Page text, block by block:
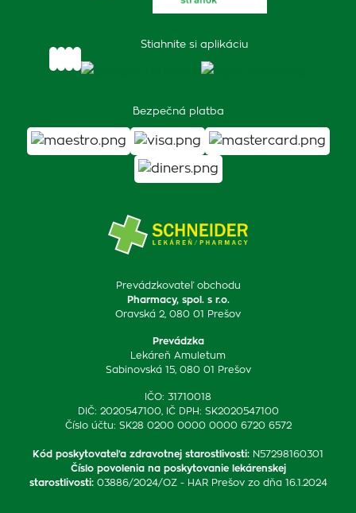
Prevádzkovateľ obchodu
Pharmacy, spol. s r.o.
Oravská 2, 080 01 Prešov
Prevádzka
Lekáreň Amuletum
Sabinovská 15, 080 01 Prešov
IČO: 31710018
DIČ: 2020547100, IČ DPH: SK2020547100
Číslo účtu: SK28 0200 0000 0000 6720 6572
Kód poskytovateľa zdravotnej starostlivosti: N57298160301
Číslo povolenia na poskytovanie lekárenskej
starostlivosti: 03886/2024/OZ - HAR Prešov zo dňa 16.1.2024
Stiahnite si aplikáciu
Bezpečná platba